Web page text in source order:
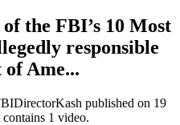
the FBI’s 10 Most
responsible
Ame...
published on 19
1 video.